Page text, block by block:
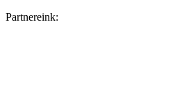
Partnereink: